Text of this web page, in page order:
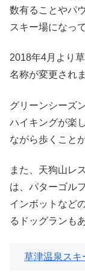
数有ることやパ
スキー場になっ
2018年4月より
名称が変更され
グリーンシーズ
ハイキングが楽
ながら歩くこと
また、天狗山レ
は、パターゴル
インボットなど
るドッグランも
草津温泉スキ